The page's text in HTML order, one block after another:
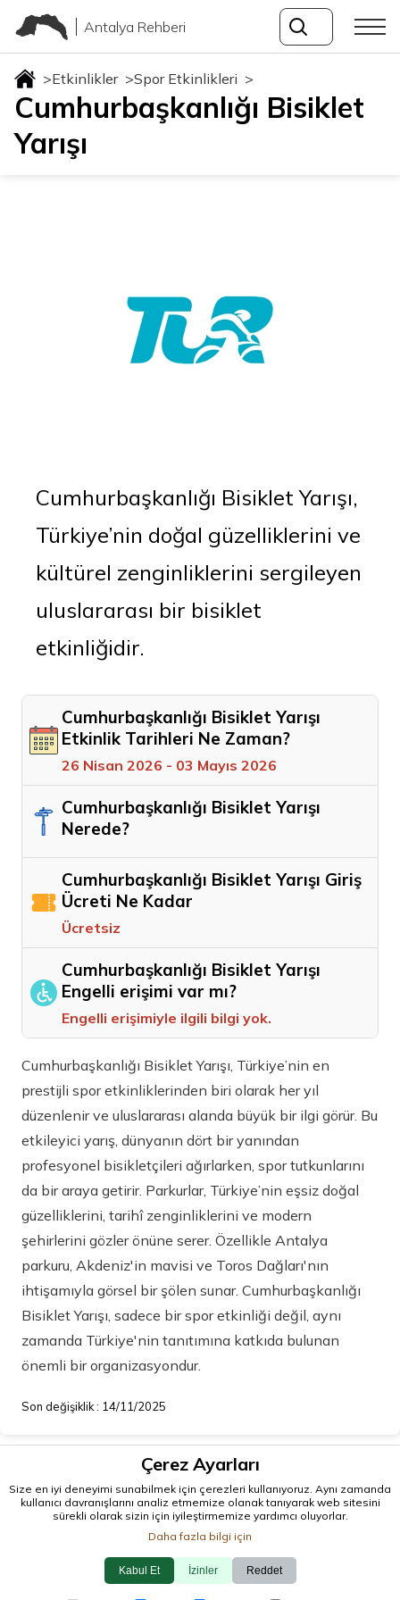
Antalya Rehberi
>Etkinlikler >Spor Etkinlikleri >
Cumhurbaşkanlığı Bisiklet
Yarışı
Cumhurbaşkanlığı Bisiklet Yarışı,
Türkiye’nin doğal güzelliklerini ve
kültürel zenginliklerini sergileyen
uluslararası bir bisiklet
etkinliğidir.
Cumhurbaşkanlığı Bisiklet Yarışı
Etkinlik Tarihleri Ne Zaman?
26 Nisan 2026 - 03 Mayıs 2026
Cumhurbaşkanlığı Bisiklet Yarışı
Nerede?
Cumhurbaşkanlığı Bisiklet Yarışı Giriş
Ücreti Ne Kadar
Ücretsiz
Cumhurbaşkanlığı Bisiklet Yarışı
Engelli erişimi var mı?
Engelli erişimiyle ilgili bilgi yok.
Cumhurbaşkanlığı Bisiklet Yarışı, Türkiye’nin en
prestijli spor etkinliklerinden biri olarak her yıl
düzenlenir ve uluslararası alanda büyük bir ilgi görür. Bu
etkileyici yarış, dünyanın dört bir yanından
profesyonel bisikletçileri ağırlarken, spor tutkunlarını
da bir araya getirir. Parkurlar, Türkiye’nin eşsiz doğal
güzelliklerini, tarihî zenginliklerini ve modern
şehirlerini gözler önüne serer. Özellikle Antalya
parkuru, Akdeniz'in mavisi ve Toros Dağları'nın
ihtişamıyla görsel bir şölen sunar. Cumhurbaşkanlığı
Bisiklet Yarışı, sadece bir spor etkinliği değil, aynı
zamanda Türkiye'nin tanıtımına katkıda bulunan
önemli bir organizasyondur.
Son değişiklik : 14/11/2025
Çerez Ayarları
Size en iyi deneyimi sunabilmek için çerezleri kullanıyoruz. Aynı zamanda
kullanıcı davranışlarını analiz etmemize olanak tanıyarak web sitesini
sürekli olarak sizin için iyileştirmemize yardımcı oluyorlar.
Daha fazla bilgi için
Kabul Et İzinler Reddet
© 2026 antalya.tc